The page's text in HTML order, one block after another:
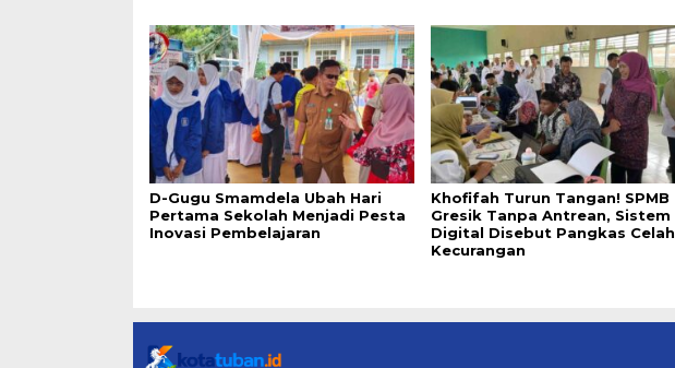
D-Gugu Smamdela Ubah Hari
Pertama Sekolah Menjadi Pesta
Inovasi Pembelajaran
Khofifah Turun Tangan! SPMB
Gresik Tanpa Antrean, Sistem
Digital Disebut Pangkas Celah
Kecurangan